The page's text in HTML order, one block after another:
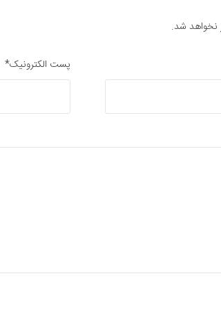
نخواهد شد.
پست الکترونیک*